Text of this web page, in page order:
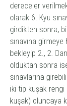
dereceler
olarak 6. Kyu
girdikten sonra,
sınavına
bekleyip 2., 2.
olduktan sonra
sınavlarına
iki tip kuşak rengi
kuşak) oluncaya